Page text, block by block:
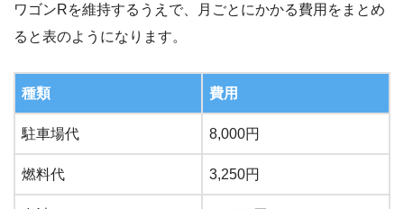
ワゴンRを維持するうえで、月ごとにかかる費用をまとめ
ると表のようになります。
種類 費用
駐車場代 8,000円
燃料代 3,250円